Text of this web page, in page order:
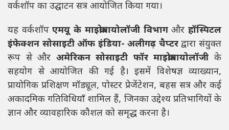
वर्कशॉप का उद्घाटन सत्र आयोजित किया गया।
यह वर्कशॉपएमयू के माइक्रोबायोलॉजी विभागऔरहॉस्पिटल
इंफेक्शन सोसाइटी ऑफ इंडिया- अलीगढ़ चैप्टरद्वारा संयुक्त
रूप से और अमेरिकन सोसाइटी फॉर माइक्रोबायोलॉजी के
सहयोग से आयोजित की गई है। इसमें विशेषज्ञ व्याख्यान,
प्रायोगिक प्रशिक्षण मॉड्यूल, पोस्टर प्रेजेंटेशन, बहस सत्र और कई
अकादमिक गतिविधियाँ शामिल हैं, जिनका उद्देश्य प्रतिभागियों के
ज्ञान और व्यावहारिक कौशल को समृद्ध करना है।